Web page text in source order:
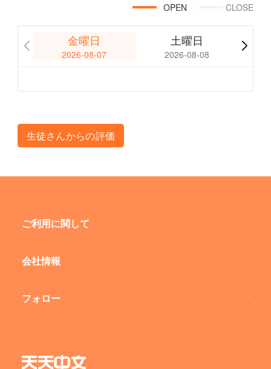
CLOSE
OPEN
金曜日
2026-08-07
土曜日
2026-08-08
生徒さんからの評価
ご利用に関して
会社情報
フォロー